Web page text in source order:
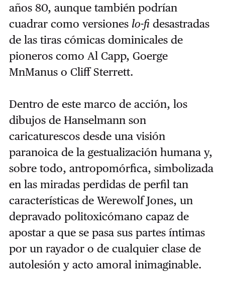
años 80, aunque también podrían
cuadrar como versiones lo-fi desastradas
de las tiras cómicas dominicales de
pioneros como Al Capp, Goerge
MnManus o Cliff Sterrett.
Dentro de este marco de acción, los
dibujos de Hanselmann son
caricaturescos desde una visión
paranoica de la gestualización humana y,
sobre todo, antropomórfica, simbolizada
en las miradas perdidas de perfil tan
características de Werewolf Jones, un
depravado politoxicómano capaz de
apostar a que se pasa sus partes íntimas
por un rayador o de cualquier clase de
autolesión y acto amoral inimaginable.